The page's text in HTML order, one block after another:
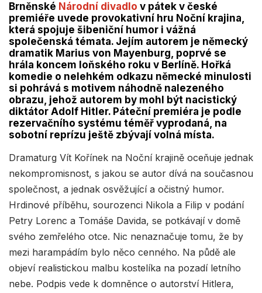
Brněnské Národní divadlo v pátek v české
premiéře uvede provokativní hru Noční krajina,
která spojuje šibeniční humor i vážná
společenská témata. Jejím autorem je německý
dramatik Marius von Mayenburg, poprvé se
hrála koncem loňského roku v Berlíně. Hořká
komedie o nelehkém odkazu německé minulosti
si pohrává s motivem náhodně nalezeného
obrazu, jehož autorem by mohl být nacistický
diktátor Adolf Hitler. Páteční premiéra je podle
rezervačního systému téměř vyprodaná, na
sobotní reprízu ještě zbývají volná místa.
Dramaturg Vít Kořínek na Noční krajině oceňuje jednak
nekompromisnost, s jakou se autor dívá na současnou
společnost, a jednak osvěžující a očistný humor.
Hrdinové příběhu, sourozenci Nikola a Filip v podání
Petry Lorenc a Tomáše Davida, se potkávají v domě
svého zemřelého otce. Nic nenaznačuje tomu, že by
mezi harampádím bylo něco cenného. Na půdě ale
objeví realistickou malbu kostelíka na pozadí letního
nebe. Podpis vede k domněnce o autorství Hitlera,